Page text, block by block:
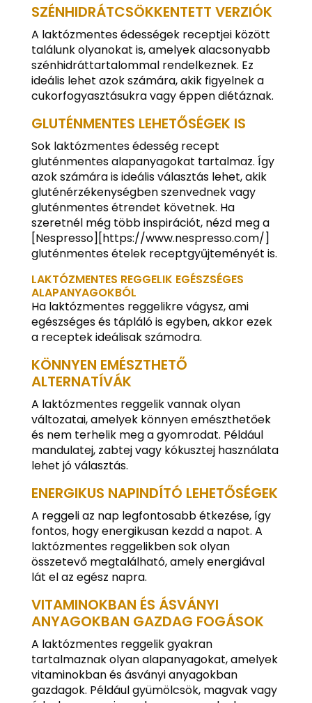
SZÉNHIDRÁTCSÖKKENTETT VERZIÓK
A laktózmentes édességek receptjei között
találunk olyanokat is, amelyek alacsonyabb
szénhidráttartalommal rendelkeznek. Ez
ideális lehet azok számára, akik figyelnek a
cukorfogyasztásukra vagy éppen diétáznak.
GLUTÉNMENTES LEHETŐSÉGEK IS
Sok laktózmentes édesség recept
gluténmentes alapanyagokat tartalmaz. Így
azok számára is ideális választás lehet, akik
gluténérzékenységben szenvednek vagy
gluténmentes étrendet követnek. Ha
szeretnél még több inspirációt, nézd meg a
[Nespresso][https://www.nespresso.com/]
gluténmentes ételek receptgyűjteményét is.
LAKTÓZMENTES REGGELIK EGÉSZSÉGES
ALAPANYAGOKBÓL
Ha laktózmentes reggelikre vágysz, ami
egészséges és tápláló is egyben, akkor ezek
a receptek ideálisak számodra.
KÖNNYEN EMÉSZTHETŐ
ALTERNATÍVÁK
A laktózmentes reggelik vannak olyan
változatai, amelyek könnyen emészthetőek
és nem terhelik meg a gyomrodat. Például
mandulatej, zabtej vagy kókusztej használata
lehet jó választás.
ENERGIKUS NAPINDÍTÓ LEHETŐSÉGEK
A reggeli az nap legfontosabb étkezése, így
fontos, hogy energikusan kezdd a napot. A
laktózmentes reggelikben sok olyan
összetevő megtalálható, amely energiával
lát el az egész napra.
VITAMINOKBAN ÉS ÁSVÁNYI
ANYAGOKBAN GAZDAG FOGÁSOK
A laktózmentes reggelik gyakran
tartalmaznak olyan alapanyagokat, amelyek
vitaminokban és ásványi anyagokban
gazdagok. Például gyümölcsök, magvak vagy